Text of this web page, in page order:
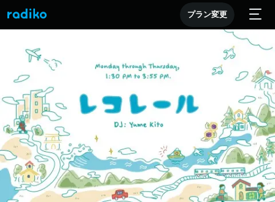
プラン変更